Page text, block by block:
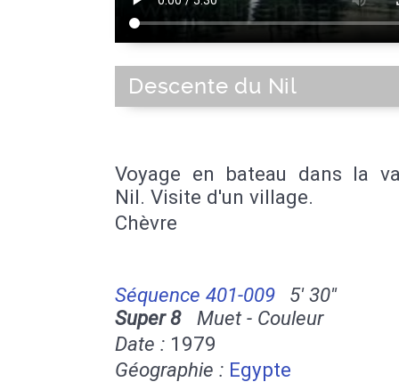
Descente du Nil
Voyage en bateau dans la
Nil. Visite d'un village.
Chèvre
Séquence 401-009
5' 30''
Super 8Muet - Couleur
Date : 1979
Géographie : Egypte